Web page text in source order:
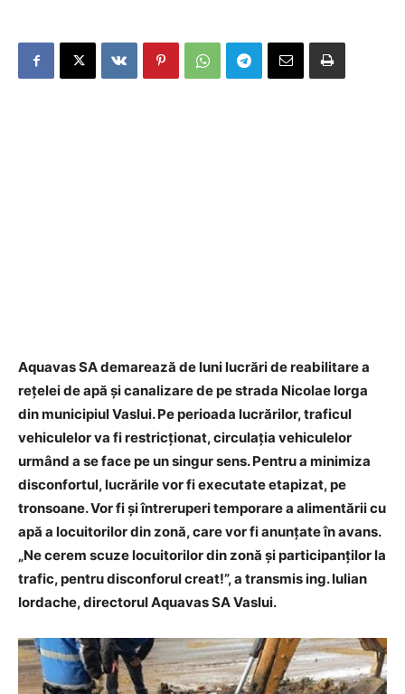
Aquavas SA demarează de luni lucrări de reabilitare a
rețelei de apă și canalizare de pe strada Nicolae Iorga
din municipiul Vaslui. Pe perioada lucrărilor, traficul
vehiculelor va fi restricționat, circulația vehiculelor
urmând a se face pe un singur sens. Pentru a minimiza
disconfortul, lucrările vor fi executate etapizat, pe
tronsoane. Vor fi și întreruperi temporare a alimentării cu
apă a locuitorilor din zonă, care vor fi anunțate în avans.
„Ne cerem scuze locuitorilor din zonă și participanților la
trafic, pentru disconforul creat!”, a transmis ing. Iulian
Iordache, directorul Aquavas SA Vaslui.